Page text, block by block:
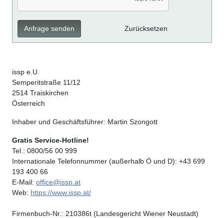
Anfrage senden Zurücksetzen
issp e.U.
Semperitstraße 11/12
2514 Traiskirchen
Österreich
Inhaber und Geschäftsführer: Martin Szongott
Gratis Service-Hotline!
Tel.: 0800/56 00 999
Internationale Telefonnummer (außerhalb Ö und D): +43 699
193 400 66
E-Mail: office@issp.at
Web: https://www.issp.at/
Firmenbuch-Nr.: 210386t (Landesgericht Wiener Neustadt)